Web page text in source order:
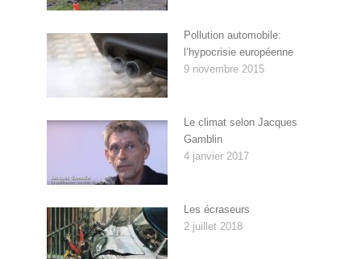
Pollution automobile:
l’hypocrisie européenne
9 novembre 2015
Le climat selon Jacques
Gamblin
4 janvier 2017
Les écraseurs
2 juillet 2018